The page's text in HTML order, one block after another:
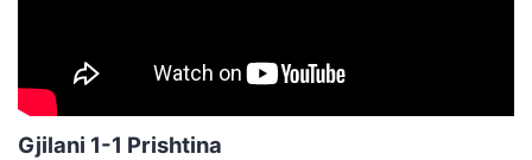
Gjilani 1-1 Prishtina